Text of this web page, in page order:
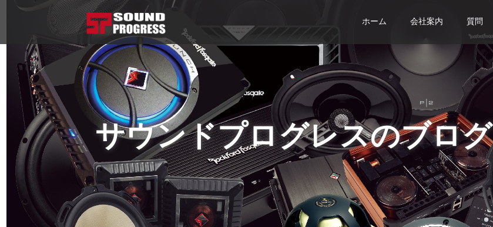
ホーム 会社案内 質問
サウンドプログレスのブログ